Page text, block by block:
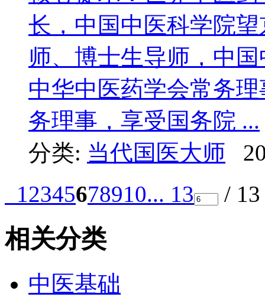
长，中国中医科学院
师、博士生导师，中
中华中医药学会常务
务理事，享受国务院 ...
分类: 当代国医大师
12345678910... 13 /
相关分类
中医基础